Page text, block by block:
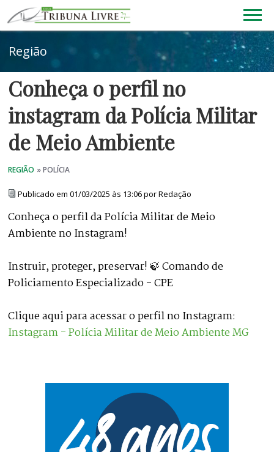
Conheça o perfil no
instagram da Polícia Militar
de Meio Ambiente
Publicado em 01/03/2025 às 13:06 por Redação
Conheça o perfil da Polícia Militar de Meio
Ambiente no Instagram!
Instruir, proteger, preservar! 🍃 Comando de
Policiamento Especializado - CPE
Clique aqui para acessar o perfil no Instagram:
Instagram - Polícia Militar de Meio Ambiente MG